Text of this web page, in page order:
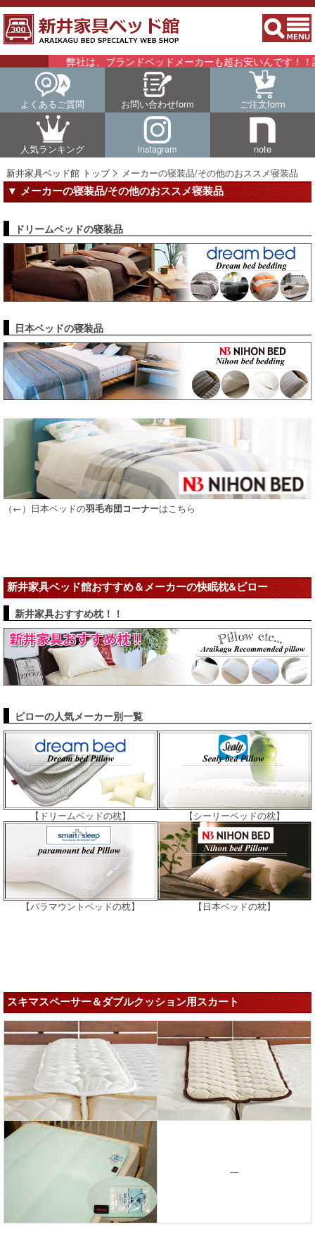
弊社は、ブランドベッドメーカーも超お安いんです！！詳細
よくあるご質問 お問い合わせform ご注文form
人気ランキング instagram
note
新井家具ベッド館 トップ
メーカーの寝装品/その他のおススメ寝装品
▼ メーカーの寝装品/その他のおススメ寝装品
ドリームベッドの寝装品
日本ベッドの寝装品
（←）日本ベッドの羽毛布団コーナーはこちら
新井家具ベッド館おすすめ＆メーカーの快眠枕&ピロー
新井家具おすすめ枕！！
ピローの人気メーカー別一覧
【ドリームベッドの枕】 【シーリーベッドの枕】
【パラマウントベッドの枕】 【日本ベッドの枕】
スキマスペーサー＆ダブルクッション用スカート
---